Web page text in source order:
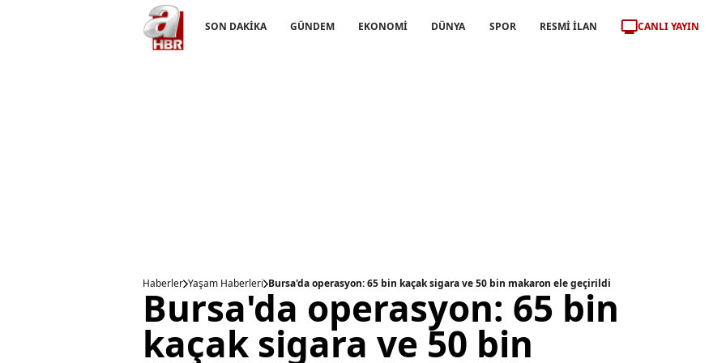
SON DAKİKA GÜNDEM EKONOMİ DÜNYA SPOR RESMİ İLAN CANLI YAYIN
Haberler Yaşam Haberleri Bursa'da operasyon: 65 bin kaçak sigara ve 50 bin makaron ele geçirildi
Bursa'da operasyon: 65 bin
kaçak sigara ve 50 bin